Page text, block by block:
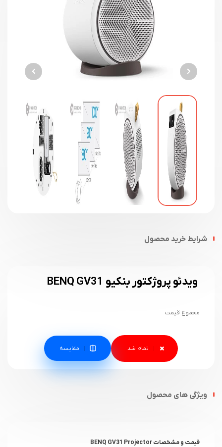
شرایط خرید محصول
ویدئو پروژکتور بنکیو BENQ GV31
مجموع قیمت
مقایسه
ویژگی های محصول
قیمت و مشخصات BENQ GV31 Projector